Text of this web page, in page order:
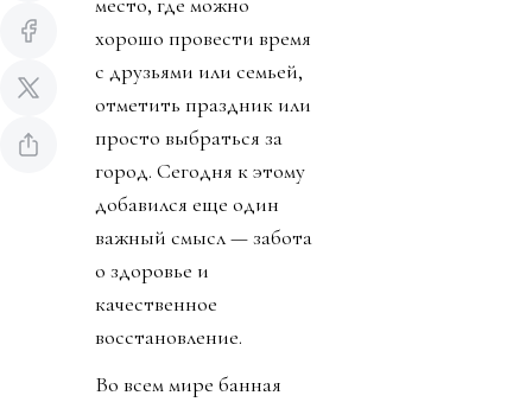
хорошо провести время
с друзьями или семьей,
отметить праздник или
просто выбраться за
город. Сегодня к этому
добавился еще один
важный смысл — забота
о здоровье и
качественное
восстановление.
Во всем мире банная